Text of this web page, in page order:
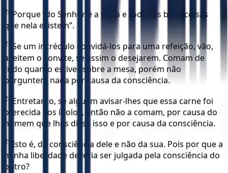
26 Porque “do Senhor é a terra e todas as boas coisas
que nela existem”.
27 Se um incrédulo convidá-los para uma refeição, vão,
aceitem o convite, se assim o desejarem. Comam de
tudo quanto estiver sobre a mesa, porém não
perguntem nada por causa da consciência.
28 Entretanto, se alguém avisar-lhes que essa carne foi
oferecida aos ídolos, então não a comam, por causa do
homem que lhes disse isso e por causa da consciência.
29 Isto é, da consciência dele e não da sua. Pois por que a
minha liberdade deveria ser julgada pela consciência do
outro?